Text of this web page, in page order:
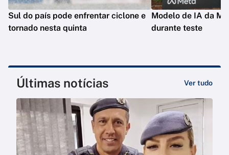
Sul do país pode enfrentar ciclone e
tornado nesta quinta
Modelo de IA da
durante teste
Últimas notícias Ver tudo